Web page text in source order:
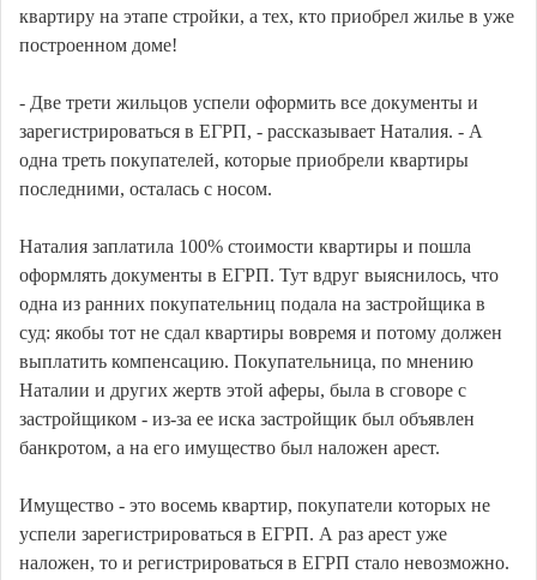
квартиру на этапе стройки, а тех, кто приобрел жилье в уже
построенном доме!
- Две трети жильцов успели оформить все документы и
зарегистрироваться в ЕГРП, - рассказывает Наталия. - А
одна треть покупателей, которые приобрели квартиры
последними, осталась с носом.
Наталия заплатила 100% стоимости квартиры и пошла
оформлять документы в ЕГРП. Тут вдруг выяснилось, что
одна из ранних покупательниц подала на застройщика в
суд: якобы тот не сдал квартиры вовремя и потому должен
выплатить компенсацию. Покупательница, по мнению
Наталии и других жертв этой аферы, была в сговоре с
застройщиком - из-за ее иска застройщик был объявлен
банкротом, а на его имущество был наложен арест.
Имущество - это восемь квартир, покупатели которых не
успели зарегистрироваться в ЕГРП. А раз арест уже
наложен, то и регистрироваться в ЕГРП стало невозможно.